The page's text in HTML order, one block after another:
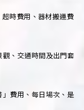
時費用、器材搬運費
、交通時間及出門套
費用、每日場次、是